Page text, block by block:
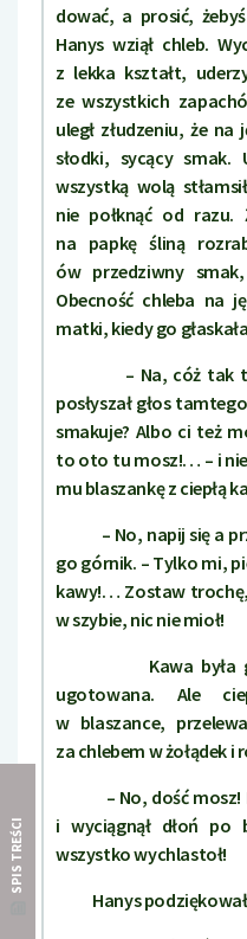
SPIS TREŚCI
dować, a prosić,
Hanys wziął chleb.
z lekka kształt,
ze wszystkich
uległ złudzeniu, że
słodki, sycący
wszystką wolą
nie połknąć od razu.
na papkę śliną
ów przedziwny
Obecność chleba na
matki, kiedy go
– Na, cóż tak
posłyszał głos
smakuje? Albo ci też
to oto tu mosz!… – i
mu blaszankę z ciepłą
– No, napij się a
go górnik. – Tylko mi,
kawy!… Zostaw
w szybie, nic nie mioł!
Kawa była
ugotowana. Ale
w blaszance,
za chlebem w żołądek i
– No, dość mosz!
i wyciągnął dłoń po
wszystko wychlastoł!
Hanys podziękował